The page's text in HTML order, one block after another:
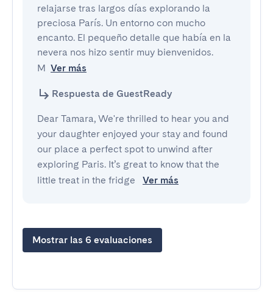
relajarse tras largos días explorando la
preciosa París. Un entorno con mucho
encanto. El pequeño detalle que había en la
nevera nos hizo sentir muy bienvenidos.
M Ver más
Respuesta de GuestReady
Dear Tamara, We're thrilled to hear you and
your daughter enjoyed your stay and found
our place a perfect spot to unwind after
exploring Paris. It’s great to know that the
little treat in the fridge
Ver más
Mostrar las 6 evaluaciones